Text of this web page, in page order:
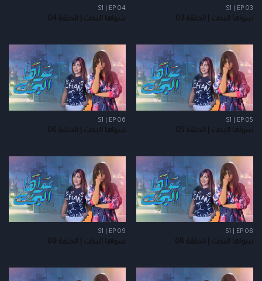
S1 | EP 03
سواها البخت | الحلقة 03
S1 | EP 04
سواها البخت | الحلقة 04
S1 | EP 05
سواها البخت | الحلقة 05
S1 | EP 06
سواها البخت | الحلقة 06
S1 | EP 08
سواها البخت | الحلقة 08
S1 | EP 09
سواها البخت | الحلقة 09